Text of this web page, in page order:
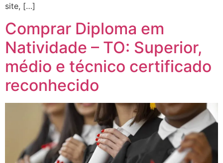
site, […]
Comprar Diploma em
Natividade – TO: Superior,
médio e técnico certificado
reconhecido